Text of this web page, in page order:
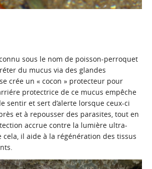
sous le nom de poisson-perroquet
du mucus via des glandes
crée un « cocon » protecteur pour
protectrice de ce mucus empêche
sentir et sert d’alerte lorsque ceux-ci
et à repousser des parasites, tout en
accrue contre la lumière ultra-
cela, il aide à la régénération des tissus